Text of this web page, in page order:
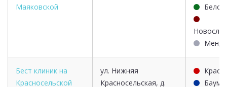
Маяковской
Бест клиник на
Красносельской
ул. Нижняя
Красносельская, д.